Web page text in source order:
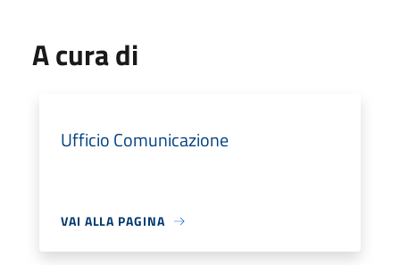
A cura di
Ufficio Comunicazione
VAI ALLA PAGINA